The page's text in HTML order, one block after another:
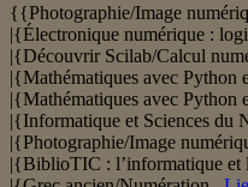
{{Photographie/Image
|{Électronique numérique :
|{Découvrir Scilab/Calcul
|{Mathématiques avec Python
|{Mathématiques avec Python
|{Informatique et Sciences du
|{Photographie/Image
|{BiblioTIC : l’informatique et